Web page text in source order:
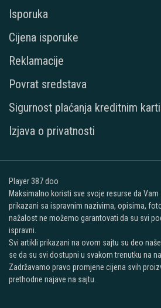
Isporuka
Cijena isporuke
Reklamacije
Povrat sredstava
Sigurnost plaćanja kreditnim
Izjava o privatnosti
Player 387 doo
Maksimalno koristi sve svoje resurse da
prikazani sa ispravnim nazivima, opisima,
nažalost ne možemo garantovati da su svi
ispravni.
Svi artikli prikazani na ovom sajtu su deo
se da su svi dostupni u svakom trenutku na
Zadržavamo pravo promjene cijena svih
prethodne najave na sajtu.